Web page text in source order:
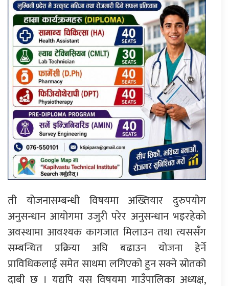
ती योजनासम्बन्धी विषयमा अख्तियार दुरुपयोग
अनुसन्धान आयोगमा उजुरी परेर अनुसन्धान भइरहेको
अवस्थामा आवश्यक कागजात मिलाउन तथा त्यससँग
सम्बन्धित प्रक्रिया अघि बढाउन योजना हेर्ने
प्राविधिकलाई समेत साथमा लगिएको हुन सक्ने स्रोतको
दाबी छ । यद्यपि यस विषयमा गाउँपालिका अध्यक्ष,